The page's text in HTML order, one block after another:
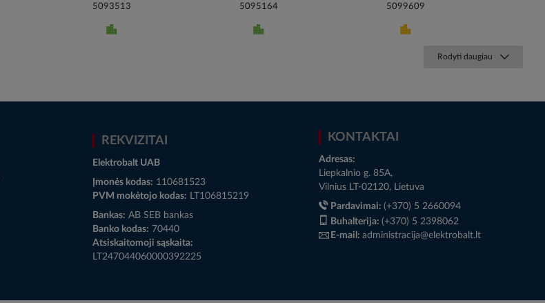
5093513
5095164
5099609
Rodyti daugiau
REKVIZITAI
Elektrobalt UAB
Įmonės kodas: 110681523
PVM mokėtojo kodas: LT106815219
Bankas: AB SEB bankas
Banko kodas: 70440
Atsiskaitomoji sąskaita:
LT247044060000392225
KONTAKTAI
Adresas:
Liepkalnio g. 85A,
Vilnius LT-02120, Lietuva
Pardavimai: (+370) 5 2660094
Buhalterija: (+370) 5 2398062
E-mail: administracija@elektrobalt.lt